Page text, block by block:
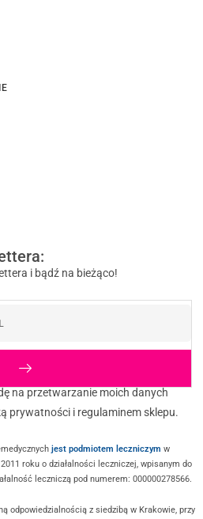
i bądź na bieżąco!
na przetwarzanie moich danych
prywatności i regulaminem sklepu.
jest podmiotem leczniczym w
roku o działalności leczniczej, wpisanym do
leczniczą pod numerem: 000000278566.
odpowiedzialnością z siedzibą w Krakowie, przy